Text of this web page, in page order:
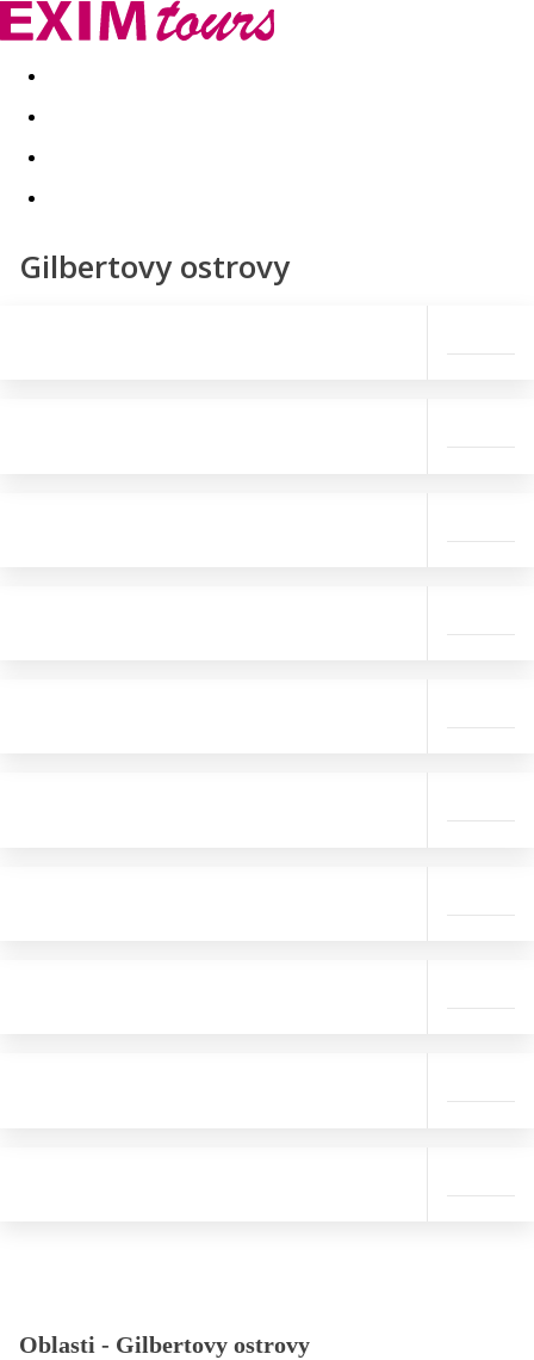
Akční nabídky Last minute
Gilbertovy ostrovy
Oblasti - Gilbertovy ostrovy